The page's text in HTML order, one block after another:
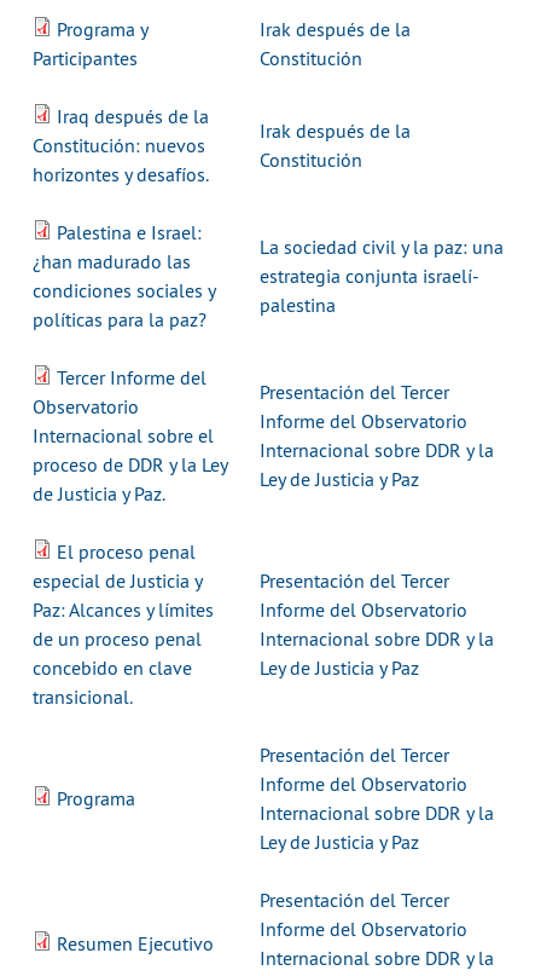
Programa y
Participantes
Irak después de la
Constitución
Iraq después de la
Constitución: nuevos
horizontes y desafíos.
Irak después de la
Constitución
Palestina e Israel:
¿han madurado las
condiciones sociales y
políticas para la paz?
La sociedad civil y la paz: una
estrategia conjunta israelí-
palestina
Tercer Informe del
Observatorio
Internacional sobre el
proceso de DDR y la Ley
de Justicia y Paz.
Presentación del Tercer
Informe del Observatorio
Internacional sobre DDR y la
Ley de Justicia y Paz
El proceso penal
especial de Justicia y
Paz: Alcances y límites
de un proceso penal
concebido en clave
transicional.
Presentación del Tercer
Informe del Observatorio
Internacional sobre DDR y la
Ley de Justicia y Paz
Programa
Presentación del Tercer
Informe del Observatorio
Internacional sobre DDR y la
Ley de Justicia y Paz
Resumen Ejecutivo
Presentación del Tercer
Informe del Observatorio
Internacional sobre DDR y la